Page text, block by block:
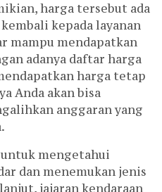
harga tersebut ada
kepada layanan
mampu mendapatkan
adanya daftar harga
harga tetap
Anda akan bisa
anggaran yang
mengetahui
dan menemukan jenis
jajaran kendaraan